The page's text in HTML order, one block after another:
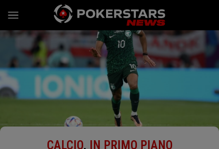
Vai al contenuto
CALCIO, IN PRIMO PIANO